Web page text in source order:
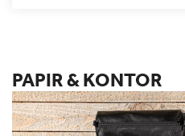
PAPIR & KONTOR